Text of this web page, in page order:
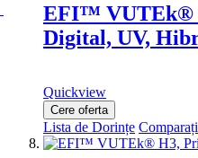
EFI™ VUTEk®
Digital, UV,
Quickview
Cere oferta
Lista de Dorințe Comparați